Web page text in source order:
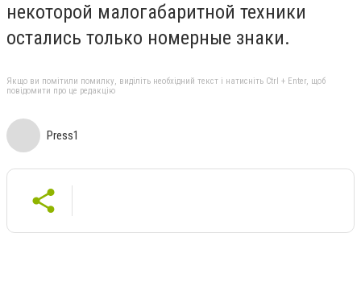
некоторой малогабаритной техники
остались только номерные знаки.
Якщо ви помітили помилку, виділіть необхідний текст і натисніть Ctrl + Enter, щоб
повідомити про це редакцію
Press1